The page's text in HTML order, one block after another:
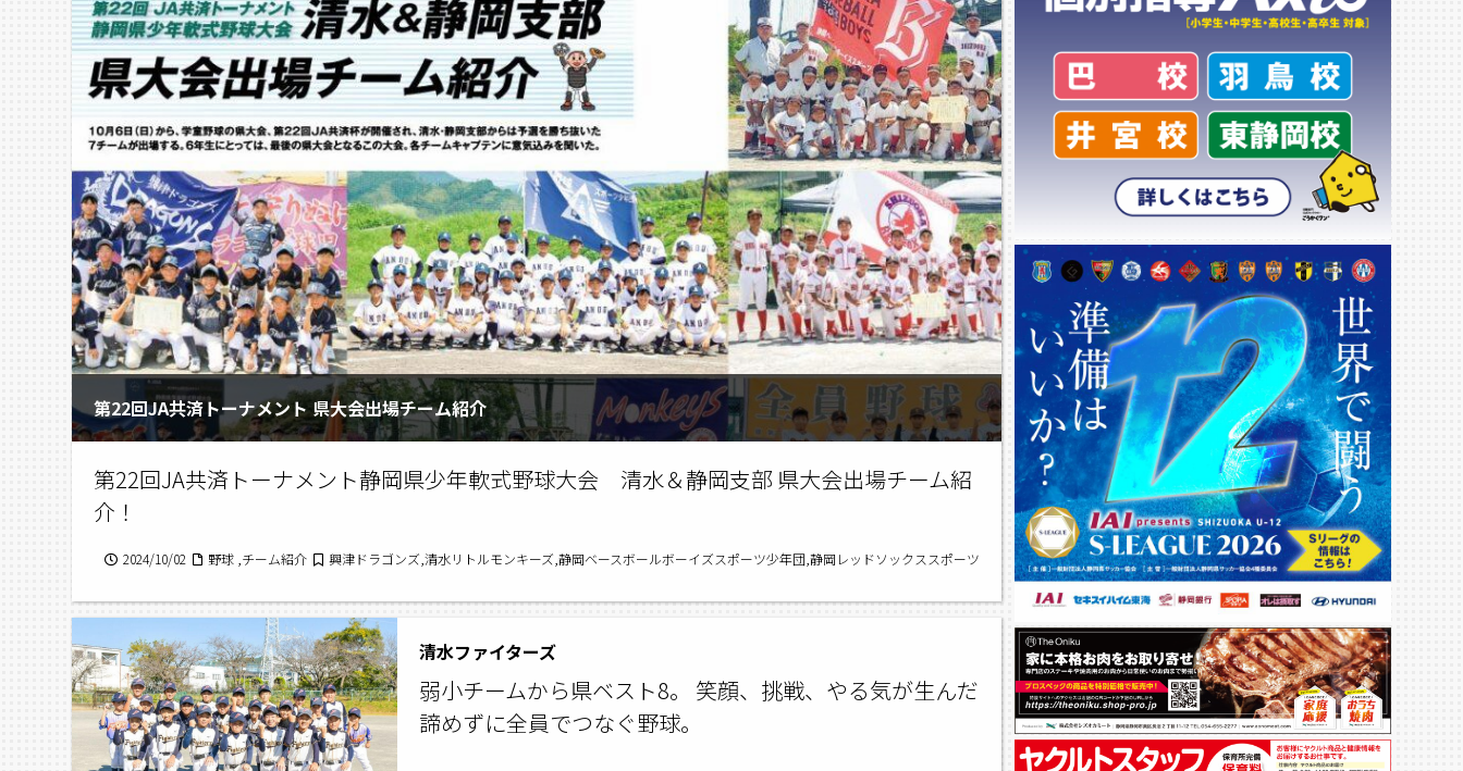
第22回JA共済トーナメント 県大会出場チーム紹介
第22回JA共済トーナメント静岡県少年軟式野球大会 清水＆静岡支部 県大会出場チーム紹
介！
2024/10/02 野球 ,チーム紹介 興津ドラゴンズ,清水リトルモンキーズ,静岡ベースボールボーイズスポーツ少年団,静岡レッドソックススポーツ少年団,バンビーズ豊田野球スポーツ少年団,学童野球,静岡安東野球スポーツ少年
清水ファイターズ
弱小チームから県ベスト8。 笑顔、挑戦、やる気が生んだ
諦めずに全員でつなぐ野球。